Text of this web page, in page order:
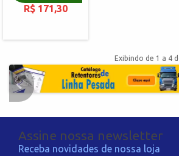
R$ 171,30
Exibindo de 1 a 4
Assine nossa newsletter
Receba novidades de nossa loja